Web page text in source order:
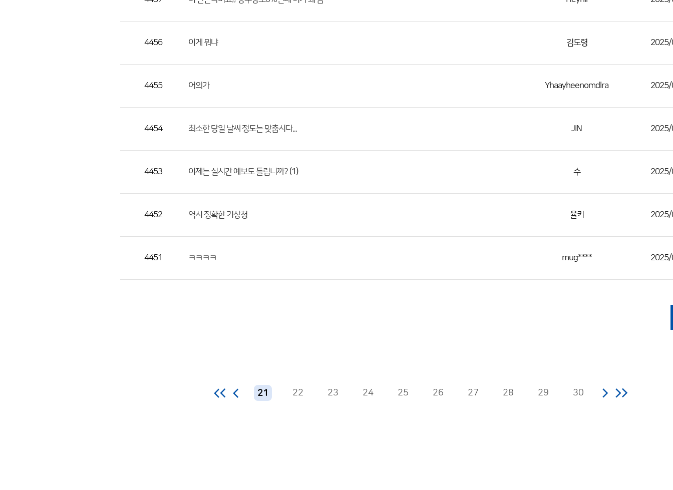
다.
4456 이게 뭐냐 김도령
4455 어의가 Yhaayheenomdlra
4454 최소한 당일 날씨 정도는 맞춥시다... JIN
4453 이제는 실시간 예보도 틀립니까? (1) 수
4452 역시 정확한 기상청 율키
4451 ㅋㅋㅋㅋ mug****
21 22 23 24 25 26 27 28 29 30